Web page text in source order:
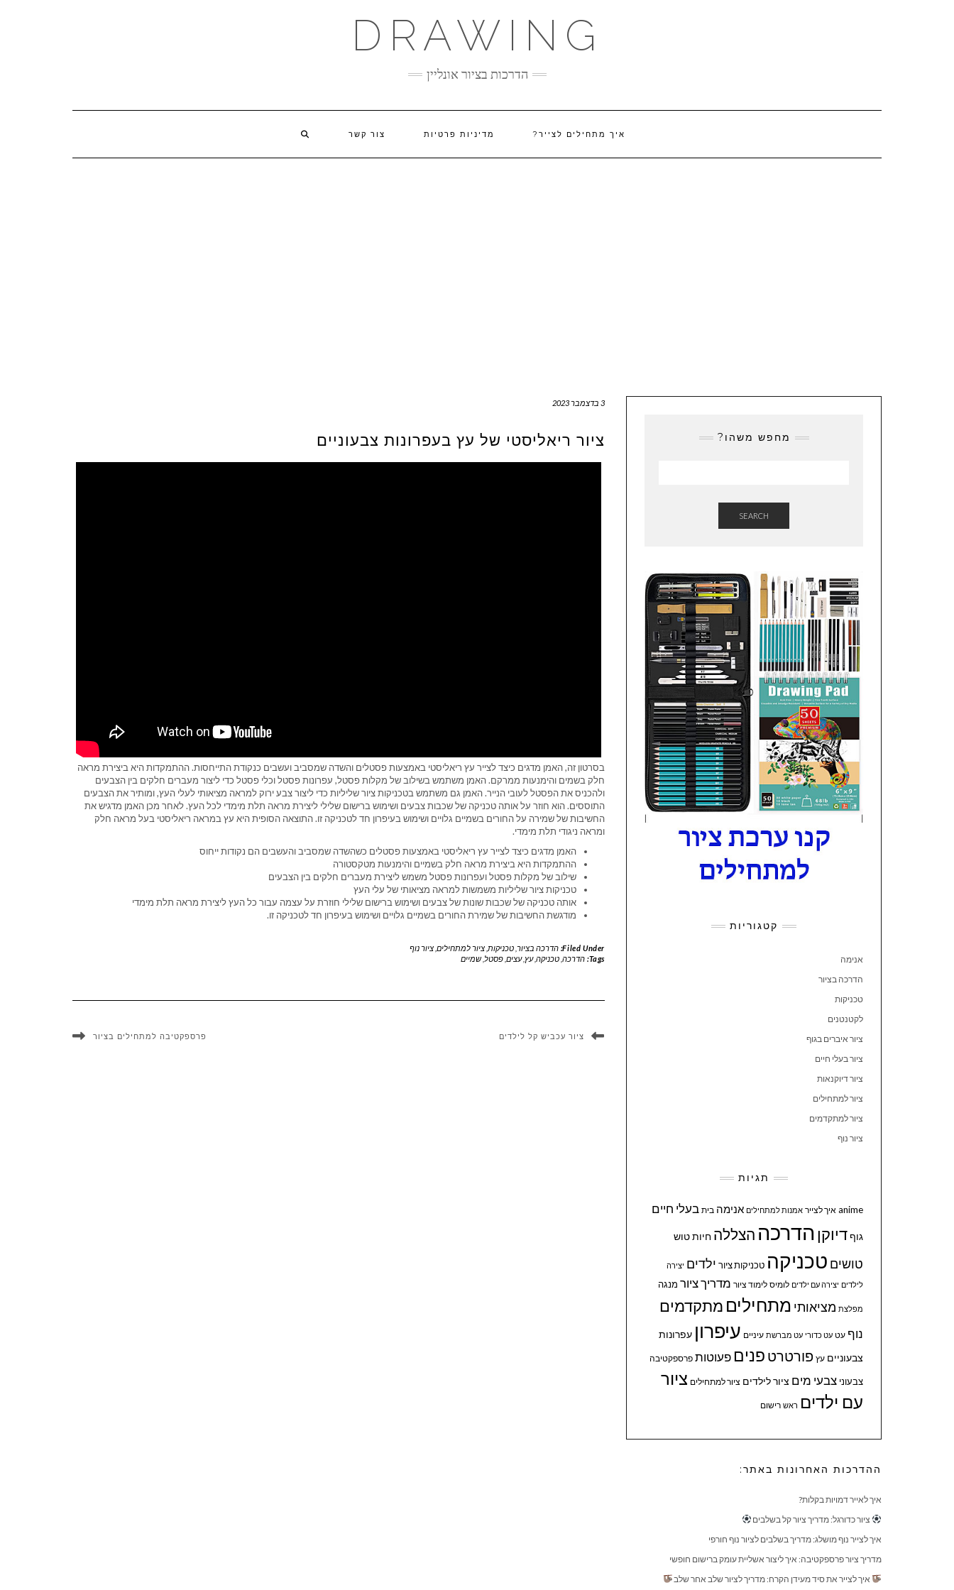
DRAWING
הדרכות בציור אונליין
איך מתחילים לצייר? מדיניות פרטיות צור קשר
3 בדצמבר 2023
ציור ריאליסטי של עץ בעפרונות צבעוניים
בסרטון זה, האמן מדגים כיצד לצייר עץ ריאליסטי באמצעות פסטלים והשדה שמסביב ועשבים כנקודת התייחסות. ההתמקדות היא ביצירת מראה
חלק בשמים והימנעות ממרקם. האמן משתמש בשילוב של מקלות פסטל, עפרונות פסטל וכלי פסטל כדי ליצור מעברים חלקים בין הצבעים
ולהכניס את הפסטל לעובי הנייר. האמן גם משתמש בטכניקות ציור שליליות כדי ליצור צבע ירוק למראה מציאותי לעלי העץ, ומותיר את הצבעים
התוססים. הוא חוזר על אותה טכניקה של שכבות צבעים ושימוש ברישום שלילי ליצירת מראה תלת מימדי לכל העץ. לאחר מכן האמן מדגיש את
החשיבות של שמירה על החורים בשמיים גלויים ושימוש בעיפרון חד לטכניקה זו. התוצאה הסופית היא עץ במראה ריאליסטי בעל מראה חלק
ומראה ניגודי תלת מימדי.
האמן מדגים כיצד לצייר עץ ריאליסטי באמצעות פסטלים כשהשדה שמסביב והעשבים הם נקודות ייחוס
ההתמקדות היא ביצירת מראה חלק בשמיים והימנעות מטקסטורה
שילוב של מקלות פסטל ועפרונות פסטל משמש ליצירת מעברים חלקים בין הצבעים
טכניקות ציור שליליות משמשות למראה מציאותי של עלי העץ
אותה טכניקה של שכבות שונות של צבעים ושימוש ברישום שלילי חוזרת על עצמה עבור כל העץ ליצירת מראה תלת מימדי
מודגשת החשיבות של שמירת החורים בשמיים גלויים ושימוש בעיפרון חד לטכניקה זו.
Filed Under: הדרכה בציור, טכניקות ציור למתחילים, ציור נוף
Tags: הדרכה, טכניקה,עץ ,עצים, פסטל ,שמיים
ציור עכביש קל לילדים פרספקטיבה למתחילים בציור
מחפש משהו?
SEARCH
קטגוריות
אנימה
הדרכה בציור
טכניקות
לקטנטנים
ציור איברים בגוף
ציור בעלי חיים
ציור דיוקנאות
ציור למתחילים
ציור למתקדמים
ציור נוף
תגיות
anime איך לצייר אמנות למתחילים אנימה בית בעלי חיים
גוףדיוקן הדרכה הצללה חיותטוש
טושים טכניקה טכניקות ציור ילדים יצירה
לילדים יצירה עם ילדים לומיס לימוד ציור מדריך ציור מנגה
מפלצת מציאותי מתחילים מתקדמים
נוף עט עט כדורי עט מברשת עיניים עיפרון עפרונות
צבעוניים עץ פורטרט פנים פעוטות פרספקטיבה
צבעוני צבעי מים ציור לילדים ציור למתחילים ציור
עם ילדים ראש רישום
ההדרכות האחרונות באתר:
איך לאייר דמויות בקלות?
ציור כדורגל: מדריך ציור קל בשלבים
איך לצייר נוף מושלג: מדריך בשלבים לציור נוף חורפי
מדריך ציור פרספקטיבה: איך ליצור אשליית עומק ברישום חופשי
איך לצייר את סיד מעידן הקרח: מדריך לציור שלב אחר שלב